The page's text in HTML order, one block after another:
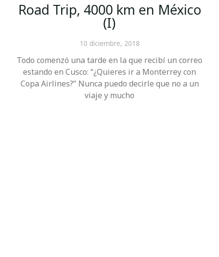
Road Trip, 4000 km en México
(I)
10 diciembre, 2018
Todo comenzó una tarde en la que recibí un correo
estando en Cusco: “¿Quieres ir a Monterrey con
Copa Airlines?” Nunca puedo decirle que no a un
viaje y mucho